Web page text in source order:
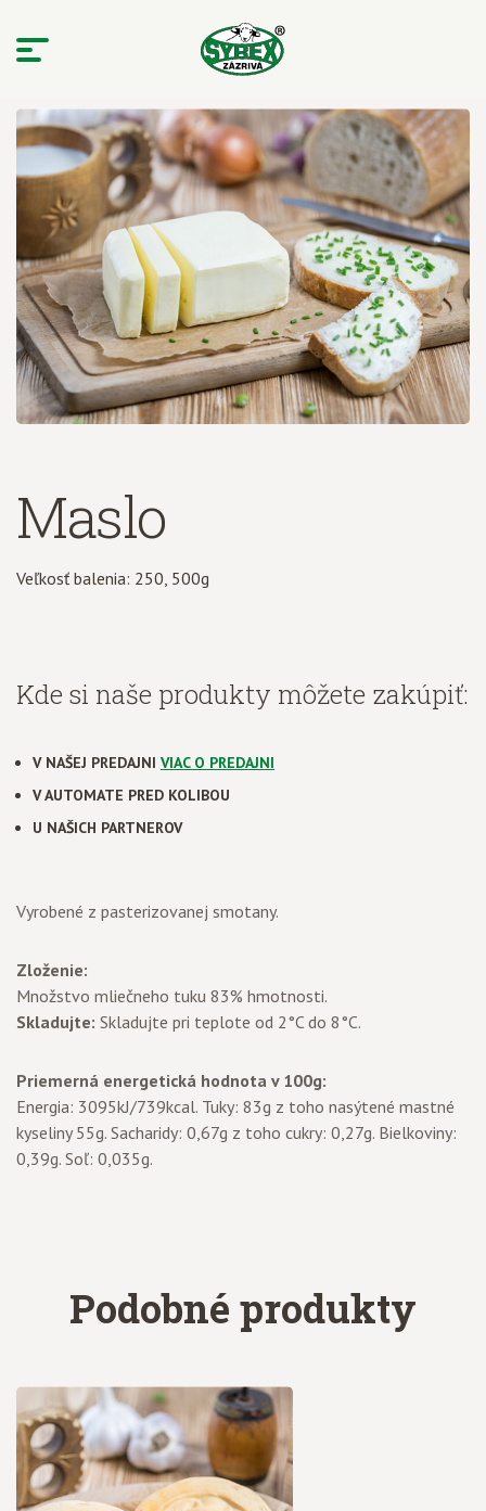
Maslo
Veľkosť balenia: 250, 500g
Kde si naše produkty môžete zakúpiť:
V NAŠEJ PREDAJNI VIAC O PREDAJNI
V AUTOMATE PRED KOLIBOU
U NAŠICH PARTNEROV
Vyrobené z pasterizovanej smotany.
Zloženie:
Množstvo mliečneho tuku 83% hmotnosti.
Skladujte: Skladujte pri teplote od 2°C do 8°C.
Priemerná energetická hodnota v 100g:
Energia: 3095kJ/739kcal. Tuky: 83g z toho nasýtené mastné
kyseliny 55g. Sacharidy: 0,67g z toho cukry: 0,27g. Bielkoviny:
0,39g. Soľ: 0,035g.
Podobné produkty